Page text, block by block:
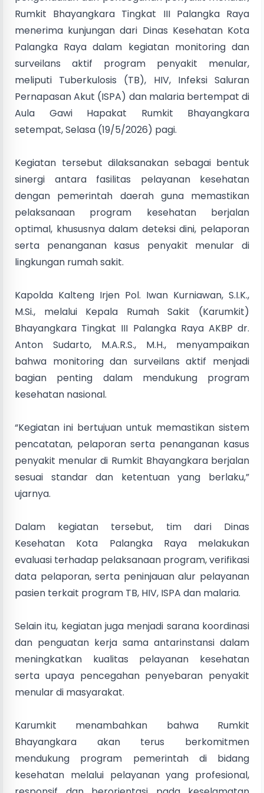
Rumkit Bhayangkara Tingkat III Palangka Raya
menerima kunjungan dari Dinas Kesehatan Kota
Palangka Raya dalam kegiatan monitoring dan
surveilans aktif program penyakit menular,
meliputi Tuberkulosis (TB), HIV, Infeksi Saluran
Pernapasan Akut (ISPA) dan malaria bertempat di
Aula Gawi Hapakat Rumkit Bhayangkara
setempat, Selasa (19/5/2026) pagi.
Kegiatan tersebut dilaksanakan sebagai bentuk
sinergi antara fasilitas pelayanan kesehatan
dengan pemerintah daerah guna memastikan
pelaksanaan program kesehatan berjalan
optimal, khususnya dalam deteksi dini, pelaporan
serta penanganan kasus penyakit menular di
lingkungan rumah sakit.
Kapolda Kalteng Irjen Pol. Iwan Kurniawan, S.I.K.,
M.Si., melalui Kepala Rumah Sakit (Karumkit)
Bhayangkara Tingkat III Palangka Raya AKBP dr.
Anton Sudarto, M.A.R.S., M.H., menyampaikan
bahwa monitoring dan surveilans aktif menjadi
bagian penting dalam mendukung program
kesehatan nasional.
“Kegiatan ini bertujuan untuk memastikan sistem
pencatatan, pelaporan serta penanganan kasus
penyakit menular di Rumkit Bhayangkara berjalan
sesuai standar dan ketentuan yang berlaku,”
ujarnya.
Dalam kegiatan tersebut, tim dari Dinas
Kesehatan Kota Palangka Raya melakukan
evaluasi terhadap pelaksanaan program, verifikasi
data pelaporan, serta peninjauan alur pelayanan
pasien terkait program TB, HIV, ISPA dan malaria.
Selain itu, kegiatan juga menjadi sarana koordinasi
dan penguatan kerja sama antarinstansi dalam
meningkatkan kualitas pelayanan kesehatan
serta upaya pencegahan penyebaran penyakit
menular di masyarakat.
Karumkit menambahkan bahwa Rumkit
Bhayangkara akan terus berkomitmen
mendukung program pemerintah di bidang
kesehatan melalui pelayanan yang profesional,